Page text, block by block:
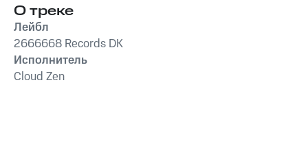
О треке
Лейбл
2666668 Records DK
Исполнитель
Cloud Zen